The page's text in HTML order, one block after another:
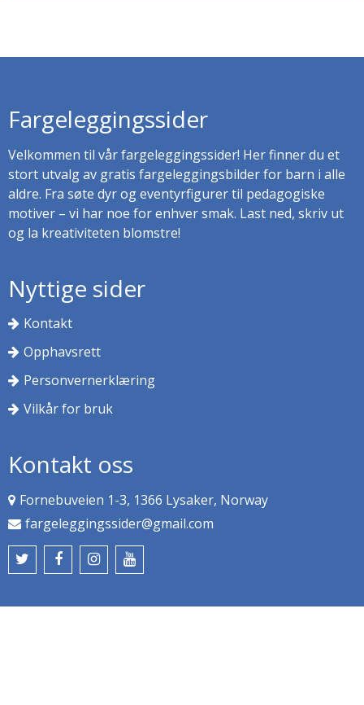
Fargeleggingssider
Velkommen til vår fargeleggingssider! Her finner du et
stort utvalg av gratis fargeleggingsbilder for barn i alle
aldre. Fra søte dyr og eventyrfigurer til pedagogiske
motiver – vi har noe for enhver smak. Last ned, skriv ut
og la kreativiteten blomstre!
Nyttige sider
Kontakt
Opphavsrett
Personvernerklæring
Vilkår for bruk
Kontakt oss
Fornebuveien 1-3, 1366 Lysaker, Norway
fargeleggingssider@gmail.com